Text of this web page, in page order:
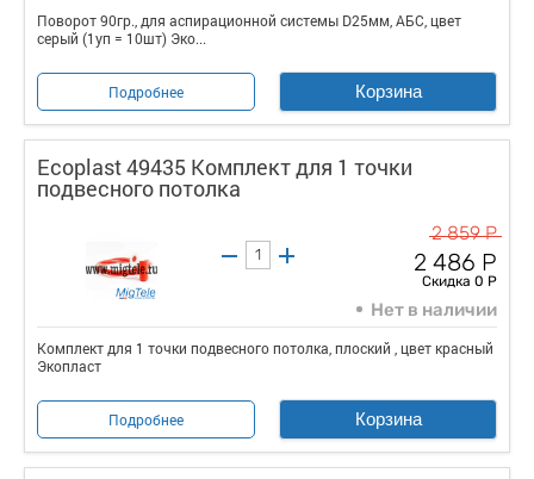
Поворот 90гр., для аспирационной системы D25мм, АБС, цвет
серый (1уп = 10шт) Эко...
Подробнее Корзина
Ecoplast 49435 Комплект для 1 точки
подвесного потолка
2 859 Р
2 486 Р
Скидка 0 Р
Нет в наличии
Комплект для 1 точки подвесного потолка, плоский , цвет красный
Экопласт
Подробнее Корзина